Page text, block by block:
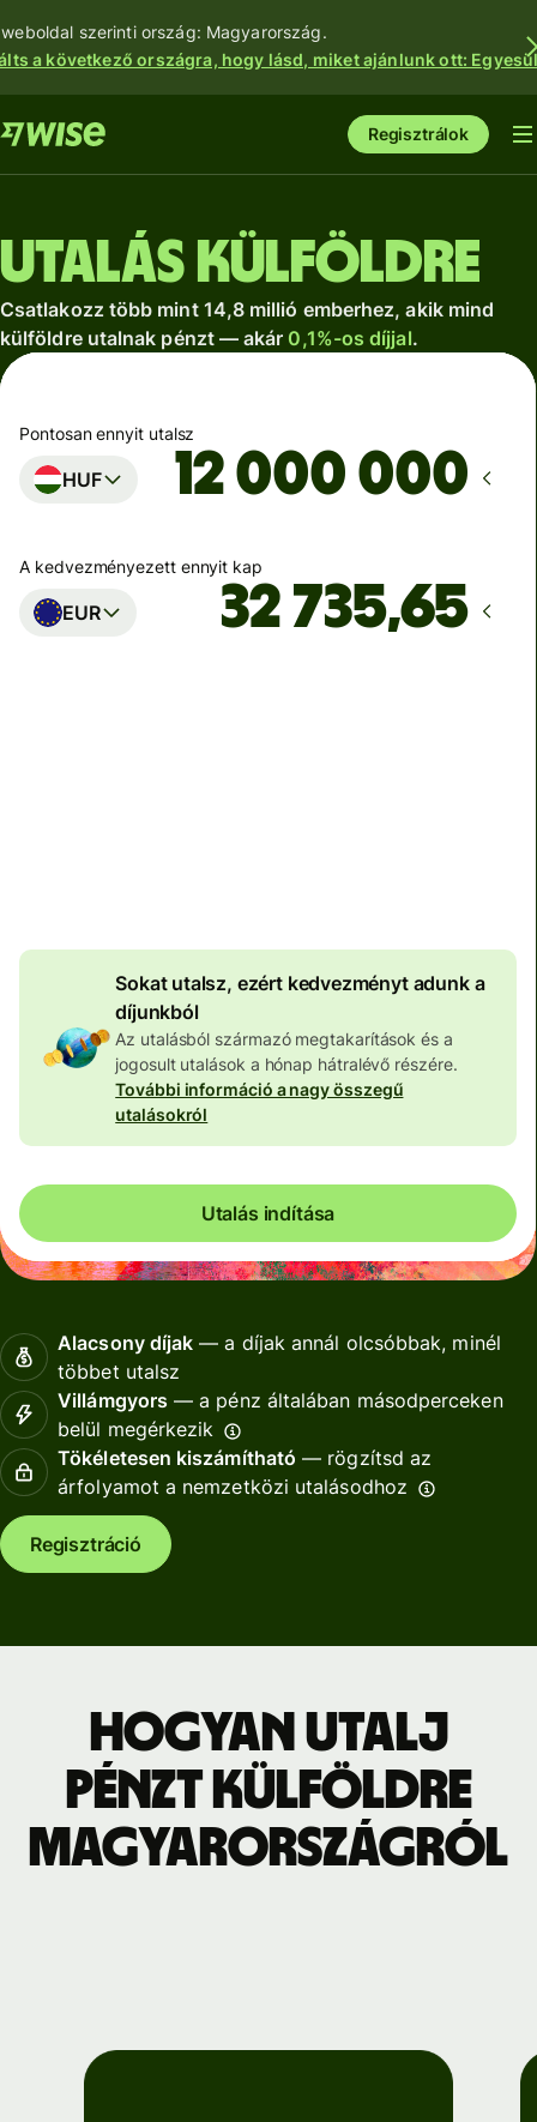
szerinti ország: Magyarország.
a következő országra, hogy lásd, miket ajánlunk ott:
Regisztrálok
Utalás külföldre
Csatlakozz több mint 14,8 millió emberhez, akik mind
külföldre utalnak pénzt — akár 0,1%-os díjjal.
Pontosan ennyit utalsz
HUF
A kedvezményezett ennyit kap
EUR
Sokat utalsz, ezért kedvezményt adunk a
díjunkból
Az utalásból származó megtakarítások és a
jogosult utalások a hónap hátralévő részére.
További információ a nagy összegű
utalásokról
Utalás indítása
Alacsony díjak — a díjak annál olcsóbbak, minél
többet utalsz
Villámgyors — a pénz általában másodperceken
belül megérkezik
Tökéletesen kiszámítható — rögzítsd az
árfolyamot a nemzetközi utalásodhoz
Regisztráció
Hogyan utalj
pénzt külföldre
Magyarországról